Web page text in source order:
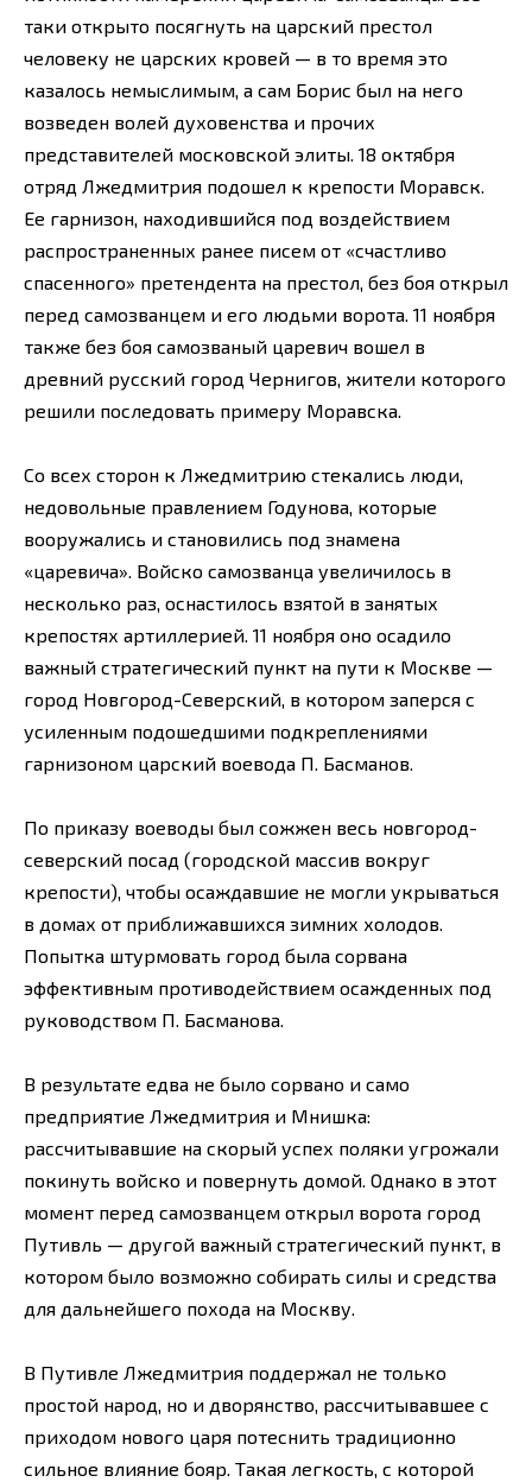
таки открыто посягнуть на царский престол
человеку не царских кровей — в то время это
казалось немыслимым, а сам Борис был на него
возведен волей духовенства и прочих
представителей московской элиты. 18 октября
отряд Лжедмитрия подошел к крепости Моравск.
Ее гарнизон, находившийся под воздействием
распространенных ранее писем от «счастливо
спасенного» претендента на престол, без боя открыл
перед самозванцем и его людьми ворота. 11 ноября
также без боя самозваный царевич вошел в
древний русский город Чернигов, жители которого
решили последовать примеру Моравска.
Со всех сторон к Лжедмитрию стекались люди,
недовольные правлением Годунова, которые
вооружались и становились под знамена
«царевича». Войско самозванца увеличилось в
несколько раз, оснастилось взятой в занятых
крепостях артиллерией. 11 ноября оно осадило
важный стратегический пункт на пути к Москве —
город Новгород-Северский, в котором заперся с
усиленным подошедшими подкреплениями
гарнизоном царский воевода П. Басманов.
По приказу воеводы был сожжен весь новгород-
северский посад (городской массив вокруг
крепости), чтобы осаждавшие не могли укрываться
в домах от приближавшихся зимних холодов.
Попытка штурмовать город была сорвана
эффективным противодействием осажденных под
руководством П. Басманова.
В результате едва не было сорвано и само
предприятие Лжедмитрия и Мнишка:
рассчитывавшие на скорый успех поляки угрожали
покинуть войско и повернуть домой. Однако в этот
момент перед самозванцем открыл ворота город
Путивль — другой важный стратегический пункт, в
котором было возможно собирать силы и средства
для дальнейшего похода на Москву.
В Путивле Лжедмитрия поддержал не только
простой народ, но и дворянство, рассчитывавшее с
приходом нового царя потеснить традиционно
сильное влияние бояр. Такая легкость, с которой